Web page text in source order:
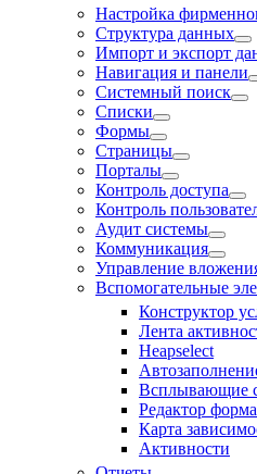
Настройка
Структура данных
Импорт и экспорт
Навигация и панели
Системный поиск
Списки
Фoрмы
Страницы
Порталы
Контроль доступа
Контроль
Аудит системы
Коммуникация
Управление
Вспомогательные
Конструктор
Лента
Heapselect
Всплывающие
Редактор
Карта
Активности